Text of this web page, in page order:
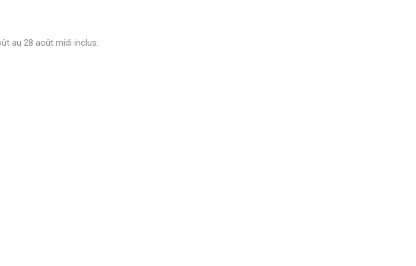
au 28 août midi inclus.